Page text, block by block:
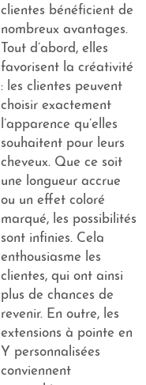
clientes bénéficient de
nombreux avantages.
Tout d’abord, elles
favorisent la créativité
: les clientes peuvent
choisir exactement
l’apparence qu’elles
souhaitent pour leurs
cheveux. Que ce soit
une longueur accrue
ou un effet coloré
marqué, les possibilités
sont infinies. Cela
enthousiasme les
clientes, qui ont ainsi
plus de chances de
revenir. En outre, les
extensions à pointe en
Y personnalisées
conviennent